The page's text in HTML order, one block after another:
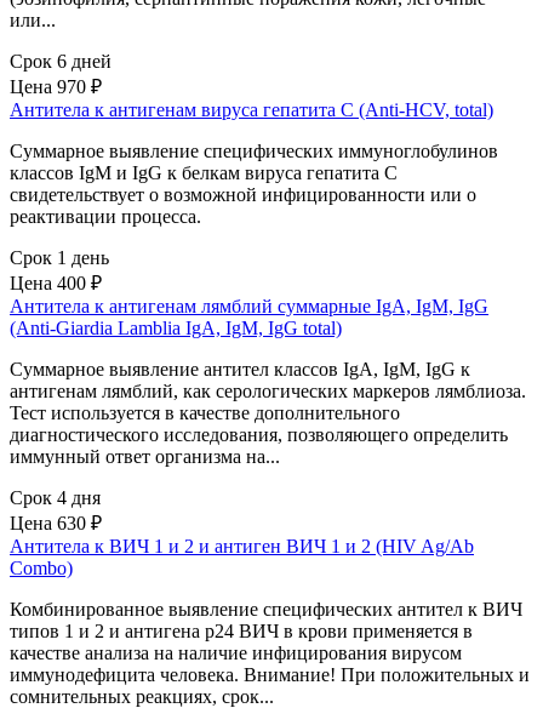
или...
Срок 6 дней
Цена 970 ₽
Антитела к антигенам вируса гепатита C (Anti-HCV, total)
Суммарное выявление специфических иммуноглобулинов
классов IgM и IgG к белкам вируса гепатита С
свидетельствует о возможной инфицированности или о
реактивации процесса.
Срок 1 день
Цена 400 ₽
Антитела к антигенам лямблий суммарные IgA, IgM, IgG
(Anti-Giardia Lamblia IgA, IgM, IgG total)
Суммарное выявление антител классов IgA, IgM, IgG к
антигенам лямблий, как серологических маркеров лямблиоза.
Тест используется в качестве дополнительного
диагностического исследования, позволяющего определить
иммунный ответ организма на...
Срок 4 дня
Цена 630 ₽
Антитела к ВИЧ 1 и 2 и антиген ВИЧ 1 и 2 (HIV Ag/Ab
Combo)
Комбинированное выявление специфических антител к ВИЧ
типов 1 и 2 и антигена р24 ВИЧ в крови применяется в
качестве анализа на наличие инфицирования вирусом
иммунодефицита человека. Внимание! При положительных и
сомнительных реакциях, срок...